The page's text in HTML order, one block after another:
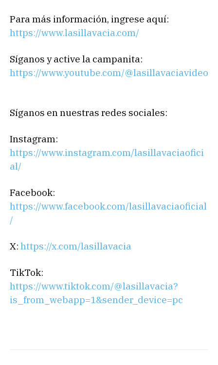
Para más información, ingrese aquí:
https://www.lasillavacia.com/
Síganos y active la campanita:
https://www.youtube.com/@lasillavaciavideo
Síganos en nuestras redes sociales:
Instagram:
https://www.instagram.com/lasillavaciaofici
al/
Facebook:
https://www.facebook.com/lasillavaciaoficial
/
X: https://x.com/lasillavacia
TikTok:
https://www.tiktok.com/@lasillavacia?
is_from_webapp=1&sender_device=pc